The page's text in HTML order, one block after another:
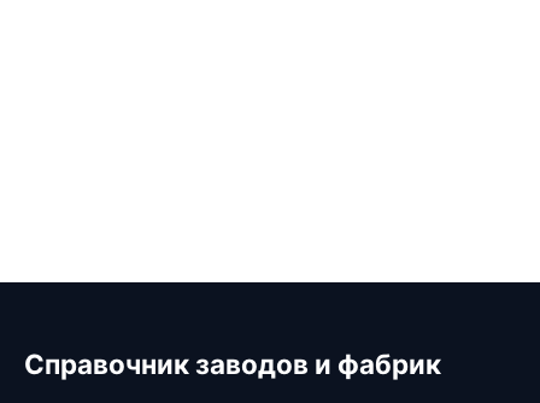
Справочник заводов и фабрик